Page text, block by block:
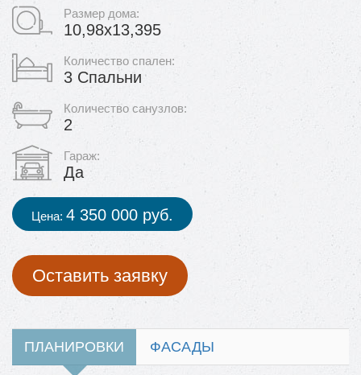
Размер дома:
10,98x13,395
Количество спален:
3 Спальни
Количество санузлов:
2
Гараж:
Да
Цена: 4 350 000 руб.
Оставить заявку
ПЛАНИРОВКИ ФАСАДЫ